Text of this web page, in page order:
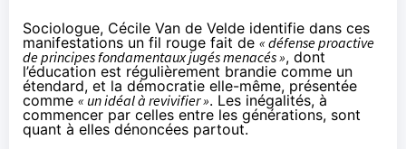
Sociologue, Cécile Van de Velde identifie dans ces
manifestations un fil rouge fait de « défense proactive
de principes fondamentaux jugés menacés », dont
l’éducation est régulièrement brandie comme un
étendard, et la démocratie elle-même, présentée
comme « un idéal à revivifier ». Les inégalités, à
commencer par celles entre les générations, sont
quant à elles dénoncées partout.